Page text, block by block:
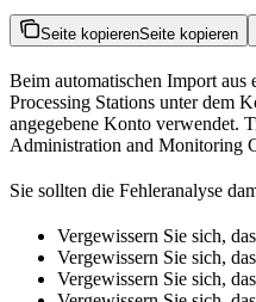
Seite kopierenSeite kopieren
Beim automatischen Import
Processing Stations unter dem
angegebene Konto verwendet.
Administration and Monitoring
Sie sollten die Fehleranalyse
Vergewissern Sie sich,
Vergewissern Sie sich,
Vergewissern Sie sich,